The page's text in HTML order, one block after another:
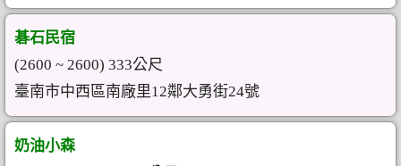
碁石民宿
(2600 ~ 2600) 333公尺
臺南市中西區南廠里12鄰大勇街24號
奶油小森